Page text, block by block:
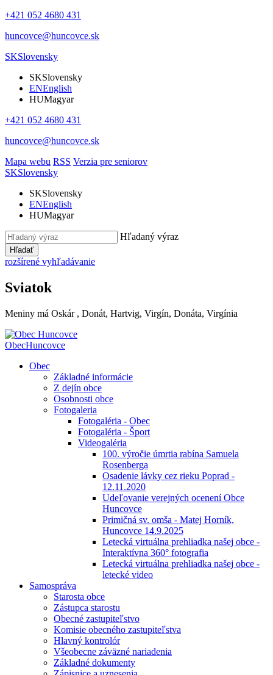
+421 052 4680 431
huncovce@huncovce.sk
SKSlovensky
SKSlovensky
ENEnglish
HUMagyar
+421 052 4680 431
huncovce@huncovce.sk
Mapa webu RSS Verzia pre seniorov
SKSlovensky
SKSlovensky
ENEnglish
HUMagyar
Hľadaný výraz
Hľadať
rozšírené vyhľadávanie
Sviatok
Meniny má Oskár , Donát, Hartvig, Virgín, Donáta, Virgínia
ObecHuncovce
Obec
Základné informácie
Z dejín obce
Osobnosti obce
Fotogaleria
Fotogaléria - Obec
Fotogaléria - Šport
Videogaléria
100. výročie úmrtia rabína Samuela
Rosenberga
Osadenie lávky cez rieku Poprad -
12.11.2020
Udeľovanie verejných ocenení Obce
Huncovce
Primičná sv. omša - Matej Horník,
Huncovce 14.9.2025
Letecká virtuálna prehliadka našej obce -
Interaktívna 360° fotografia
Letecká virtuálna prehliadka našej obce -
letecké video
Samospráva
Starosta obce
Zástupca starostu
Obecné zastupiteľstvo
Komisie obecného zastupiteľstva
Hlavný kontrolór
Všeobecne záväzné nariadenia
Základné dokumenty